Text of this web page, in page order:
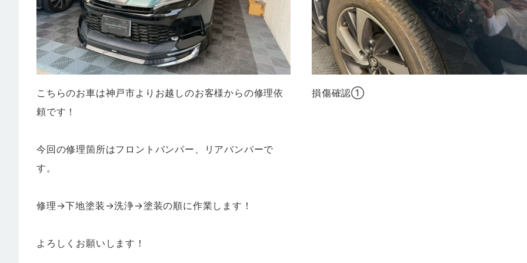
こちらのお車は神戸市よりお越しのお客様からの修理依
頼です！
今回の修理箇所はフロントバンパー、リアバンパーで
す。
修理→下地塗装→洗浄→塗装の順に作業します！
よろしくお願いします！
損傷確認①